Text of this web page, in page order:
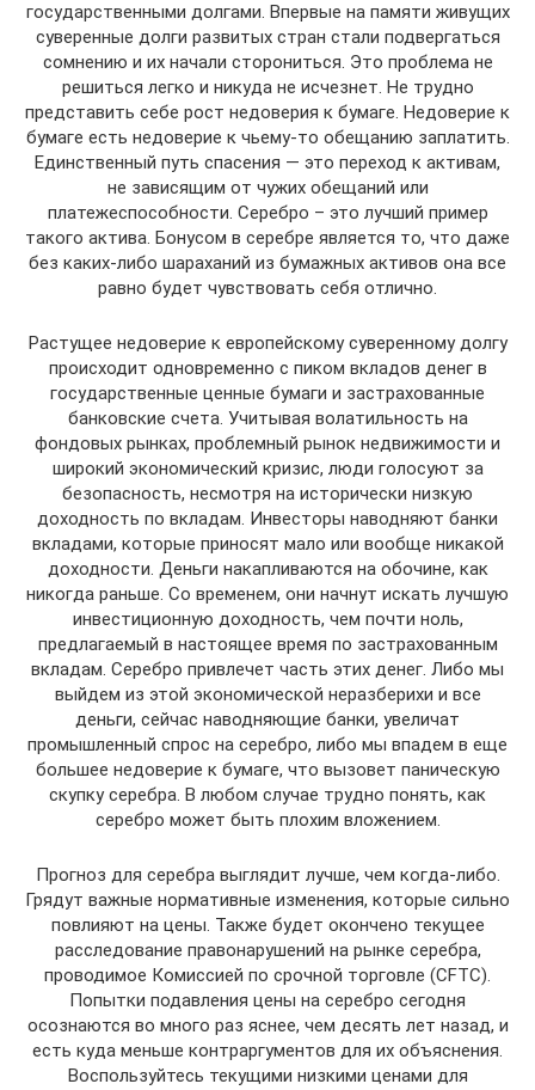
государственными долгами. Впервые на памяти живущих
суверенные долги развитых стран стали подвергаться
сомнению и их начали сторониться. Это проблема не
решиться легко и никуда не исчезнет. Не трудно
представить себе рост недоверия к бумаге. Недоверие к
бумаге есть недоверие к чьему-то обещанию заплатить.
Единственный путь спасения — это переход к активам,
не зависящим от чужих обещаний или
платежеспособности. Серебро – это лучший пример
такого актива. Бонусом в серебре является то, что даже
без каких-либо шараханий из бумажных активов она все
равно будет чувствовать себя отлично.
Растущее недоверие к европейскому суверенному долгу
происходит одновременно с пиком вкладов денег в
государственные ценные бумаги и застрахованные
банковские счета. Учитывая волатильность на
фондовых рынках, проблемный рынок недвижимости и
широкий экономический кризис, люди голосуют за
безопасность, несмотря на исторически низкую
доходность по вкладам. Инвесторы наводняют банки
вкладами, которые приносят мало или вообще никакой
доходности. Деньги накапливаются на обочине, как
никогда раньше. Со временем, они начнут искать лучшую
инвестиционную доходность, чем почти ноль,
предлагаемый в настоящее время по застрахованным
вкладам. Серебро привлечет часть этих денег. Либо мы
выйдем из этой экономической неразберихи и все
деньги, сейчас наводняющие банки, увеличат
промышленный спрос на серебро, либо мы впадем в еще
большее недоверие к бумаге, что вызовет паническую
скупку серебра. В любом случае трудно понять, как
серебро может быть плохим вложением.
Прогноз для серебра выглядит лучше, чем когда-либо.
Грядут важные нормативные изменения, которые сильно
повлияют на цены. Также будет окончено текущее
расследование правонарушений на рынке серебра,
проводимое Комиссией по срочной торговле (CFTC).
Попытки подавления цены на серебро сегодня
осознаются во много раз яснее, чем десять лет назад, и
есть куда меньше контраргументов для их объяснения.
Воспользуйтесь текущими низкими ценами для